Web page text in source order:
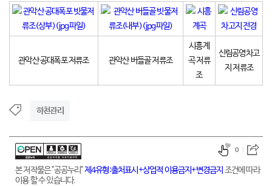
관악산 공대폭포 저류조 관악산 버들골 저류조
시흥계
곡 저류
조
신림공영차고
지 저류조
하천관리
본 저작물은 "공공누리"제4유형:출처표시+상업적 이용금지+변경금지 조건에 따라
이용 할 수 있습니다.
0